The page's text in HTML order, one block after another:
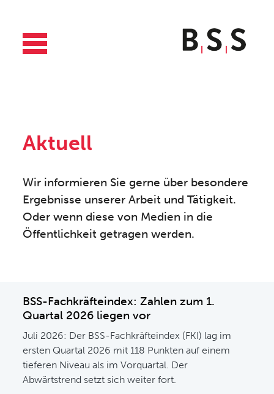
Aktuell
Wir informieren Sie gerne über besondere
Ergebnisse unserer Arbeit und Tätigkeit.
Oder wenn diese von Medien in die
Öffentlichkeit getragen werden.
BSS-Fachkräfteindex: Zahlen zum 1.
Quartal 2026 liegen vor
Juli 2026: Der BSS-Fachkräfteindex (FKI) lag im
ersten Quartal 2026 mit 118 Punkten auf einem
tieferen Niveau als im Vorquartal. Der
Abwärtstrend setzt sich weiter fort.